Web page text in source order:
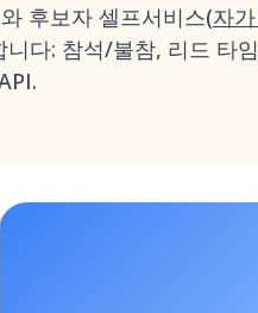
후보자 셀프서비스(자
다: 참석/불참, 리드 타